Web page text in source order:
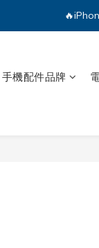
💕加
手機配件品牌